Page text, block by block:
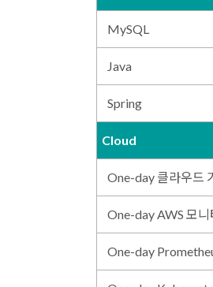
MySQL
Java
Spring
Cloud
One-day 클라우드
One-day AWS 모니
One-day